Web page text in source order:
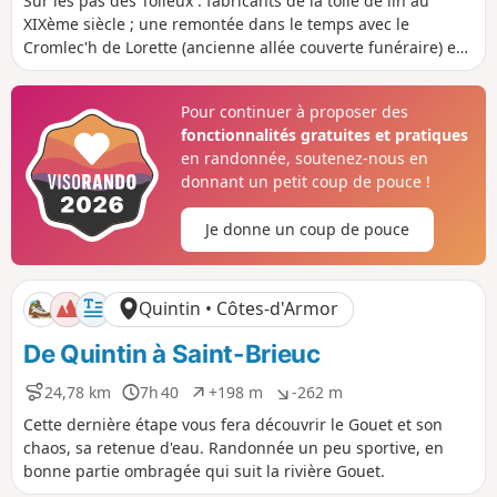
s
t
a
n
r
é
e
n
i
v
e
é
p
o
s
f
n
i
v
e
é
n
é
g
a
f
XIXème siècle ; une remontée dans le temps avec le
Cromlec'h de Lorette (ancienne allée couverte funéraire) en
finissant par la Rigole d'Hilvern : ruisseau creusé par
aspect peu connu du pays breton.Pour continuer à proposer des
fonctionnalités gratuites et pratiques
en randonnée, soutenez-nous en
donnant un petit coup de pouce !
Je donne un coup de pouce
Quintin • Côtes-d'Armor
De Quintin à Saint-Brieuc
24,78 km
D
i
s
t
a
7h 40
D
u
r
é
e
+198 m
D
é
n
i
v
-262 m
D
é
n
i
v
Cette dernière étape vous fera découvrir le Gouet et son
chaos, sa retenue d'eau. Randonnée un peu sportive, en
bonne partie ombragée qui suit la rivière Gouet.